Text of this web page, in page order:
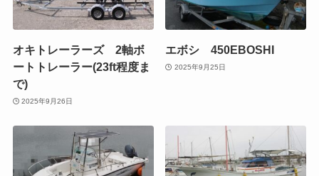
オキトレーラーズ 2軸ボ
ートトレーラー(23ft程度ま
で)
2025年9月26日
エボシ 450EBOSHI
2025年9月25日